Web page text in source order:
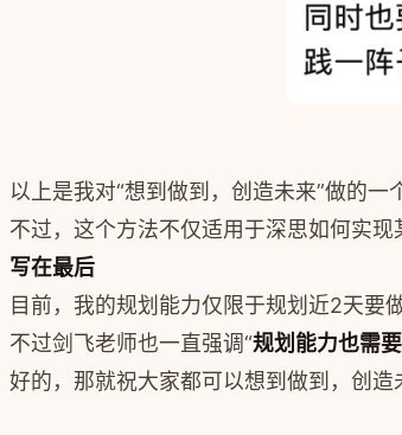
以上是我对“想到做到，创造未来”做的一
不过，这个方法不仅适用于深思如何实
写在最后
目前，我的规划能力仅限于规划近2天要
不过剑飞老师也一直强调“规划能力也需
好的，那就祝大家都可以想到做到，创造